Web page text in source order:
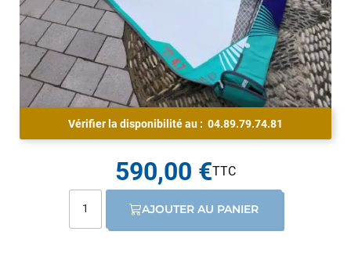
Vérifier la disponibilité au : 04.89.79.74.81
590,00 €
AJOUTER AU PANIER